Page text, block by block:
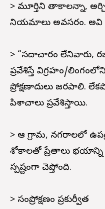
> మూర్తిని తాకాలన్నా,
నియమాలు అవసరం. అవి
> “సదాచారం లేనివారు,
ప్రవేశిస్తే విగ్రహం/
ప్రోక్షణాదులు జరపాలి.
పిశాచాలు ప్రవేశిస్తాయి.
> ఆ గ్రామ, నగరాలలో
శోకాలతో ప్రేతాలు భయాన్ని
స్పష్టంగా చెప్తోంది.
> సంప్రోక్షణం ప్రకుర్వీత